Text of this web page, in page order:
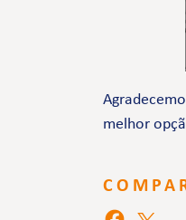
melhor